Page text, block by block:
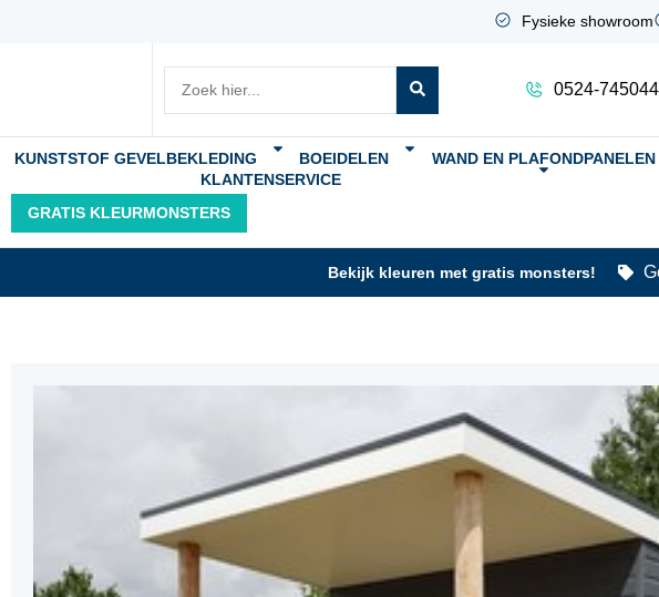
Fysieke showroom
0524-745044
KUNSTSTOF GEVELBEKLEDING BOEIDELEN WAND EN PLAFONDPANELEN
KLANTENSERVICE
GRATIS KLEURMONSTERS
Bekijk kleuren met gratis monsters!